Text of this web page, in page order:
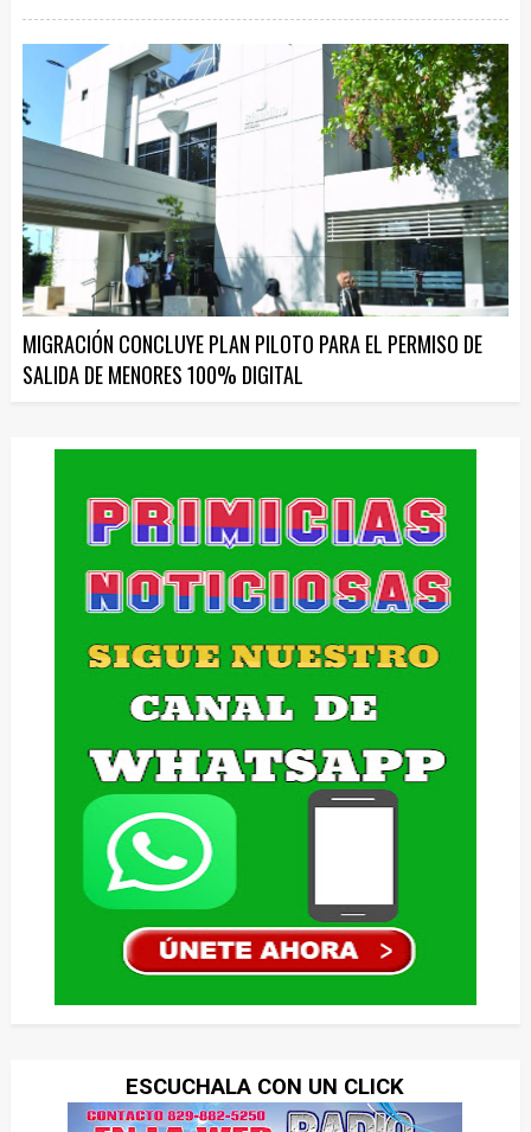
MIGRACIÓN CONCLUYE PLAN PILOTO PARA EL PERMISO DE
SALIDA DE MENORES 100% DIGITAL
ESCUCHALA CON UN CLICK